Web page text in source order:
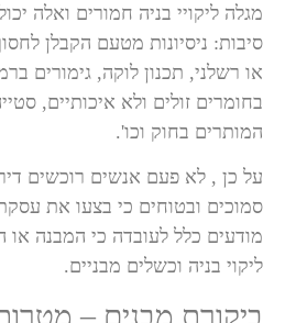
מגלה ליקויי בניה חמורים ואלה
סיבות: ניסיונות מטעם הקבלן
או רשלני, תכנון לוקה, גימורים
בחומרים זולים ולא איכותיים,
המותרים בחוק וכו'.
על כן , לא פעם אנשים רוכשים
סמוכים ובטוחים כי בצעו את
מודעים כלל לעובדה כי המבנה או
ליקוי בניה וכשלים מבניים.
ביקורת מבנים –